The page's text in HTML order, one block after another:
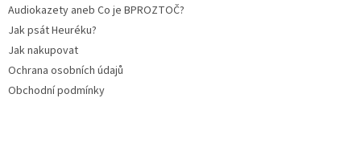
Audiokazety aneb Co je BPROZTOČ?
Jak psát Heuréku?
Jak nakupovat
Ochrana osobních údajů
Obchodní podmínky